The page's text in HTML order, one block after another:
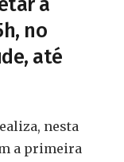
no
até
nesta
a primeira